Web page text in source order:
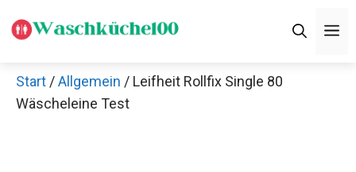
Inhalt
Start /Allgemein / Leifheit Rollfix Single 80
Wäscheleine Test